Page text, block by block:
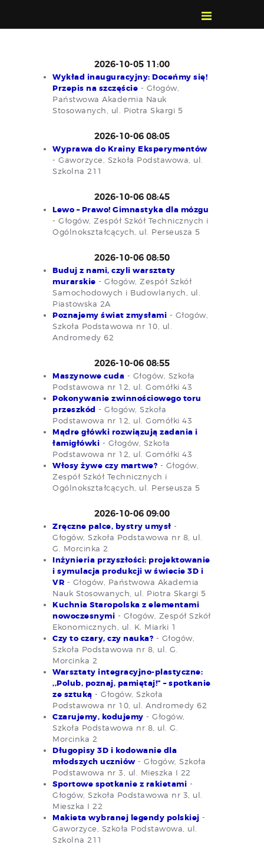
POZNAJ, POLUB,
O FESTIWALU
PROGRAM
KONTAKT
WYSZUKIWARKA
WYDARZEŃ
2026-10-05 11:00
Wykład inauguracyjny: Doceńmy się!
Przepis na szczęście - Głogów,
Państwowa Akademia Nauk
Stosowanych, ul. Piotra Skargi 5
2026-10-06 08:05
Wyprawa do Krainy Eksperymentów
- Gaworzyce, Szkoła Podstawowa, ul.
Szkolna 211
2026-10-06 08:45
Lewo – Prawo! Gimnastyka dla mózgu
- Głogów, Zespół Szkół Technicznych i
Ogólnokształcących, ul. Perseusza 5
2026-10-06 08:50
Buduj z nami, czyli warsztaty
murarskie - Głogów, Zespół Szkół
Samochodowych i Budowlanych, ul.
Piastowska 2A
Poznajemy świat zmysłami - Głogów,
Szkoła Podstawowa nr 10, ul.
Andromedy 62
2026-10-06 08:55
Maszynowe cuda - Głogów, Szkoła
Podstawowa nr 12, ul. Gomółki 43
Pokonywanie zwinnościowego toru
przeszkód - Głogów, Szkoła
Podstawowa nr 12, ul. Gomółki 43
Mądre główki rozwiązują zadania i
łamigłówki - Głogów, Szkoła
Podstawowa nr 12, ul. Gomółki 43
Włosy żywe czy martwe? - Głogów,
Zespół Szkół Technicznych i
Ogólnokształcących, ul. Perseusza 5
2026-10-06 09:00
Zręczne palce, bystry umysł -
Głogów, Szkoła Podstawowa nr 8, ul.
G. Morcinka 2
Inżynieria przyszłości: projektowanie
i symulacja produkcji w świecie 3D i
VR - Głogów, Państwowa Akademia
Nauk Stosowanych, ul. Piotra Skargi 5
Kuchnia Staropolska z elementami
nowoczesnymi - Głogów, Zespół Szkół
Ekonomicznych, ul. K. Miarki 1
Czy to czary, czy nauka? - Głogów,
Szkoła Podstawowa nr 8, ul. G.
Morcinka 2
Warsztaty integracyjno-plastyczne:
,,Polub, poznaj, pamiętaj!” – spotkanie
ze sztuką - Głogów, Szkoła
Podstawowa nr 10, ul. Andromedy 62
Czarujemy, kodujemy - Głogów,
Szkoła Podstawowa nr 8, ul. G.
Morcinka 2
Długopisy 3D i kodowanie dla
młodszych uczniów- Głogów, Szkoła
Podstawowa nr 3, ul. Mieszka I 22
Sportowe spotkanie z rakietami -
Głogów, Szkoła Podstawowa nr 3, ul.
Mieszka I 22
Makieta wybranej legendy polskiej -
Gaworzyce, Szkoła Podstawowa, ul.
Szkolna 211